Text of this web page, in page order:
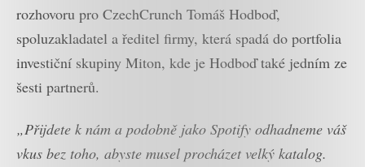
rozhovoru pro CzechCrunch Tomáš Hodboď,
spoluzakladatel a ředitel firmy, která spadá do portfolia
investiční skupiny Miton, kde je Hodboď také jedním ze
šesti partnerů.
„Přijdete k nám a podobně jako Spotify odhadneme váš
vkus bez toho, abyste musel procházet velký katalog.